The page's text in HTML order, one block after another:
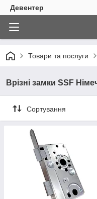
Девентер
Товари та послуги
Врізні замки SSF
Сортування